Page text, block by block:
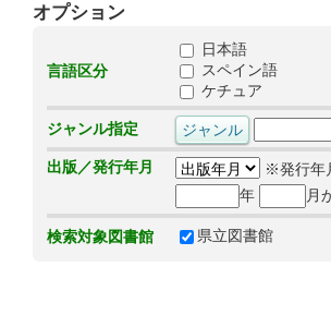
オプション
言語区分
日本語
スペイン語
ケチュア
ジャンル指定
出版／発行年月
※発行年
年
月
検索対象図書館 県立図書館